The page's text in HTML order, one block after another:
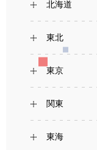
北海道
東北
東京
関東
東海